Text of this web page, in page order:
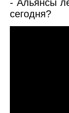
- Альянсы
сегодня?